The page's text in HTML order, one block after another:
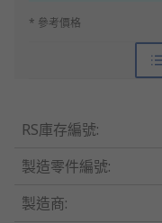
* 參考價格
RS庫存編號:
製造零件編號:
製造商: